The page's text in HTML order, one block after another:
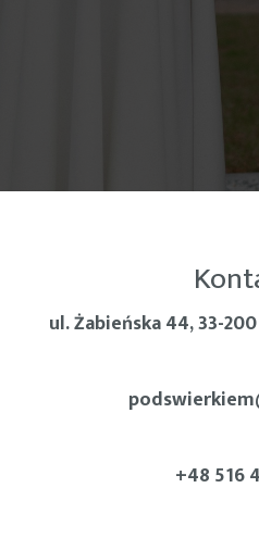
ul. Żabieńska 44, 33-
+48 516